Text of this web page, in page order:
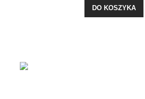
DO KOSZYKA